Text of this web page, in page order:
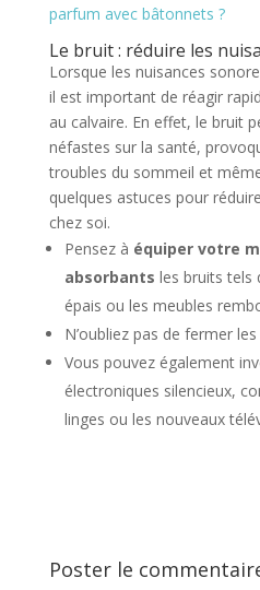
parfum avec bâtonnets ?
Le bruit : réduire les
Lorsque les nuisances
il est important de réagir
au calvaire. En effet, le bruit
néfastes sur la santé,
troubles du sommeil et
quelques astuces pour
chez soi.
Pensez à équiper votre
absorbants les bruits tels
épais ou les meubles
N’oubliez pas de fermer
Vous pouvez également
électroniques silencieux,
linges ou les nouveaux
Poster le